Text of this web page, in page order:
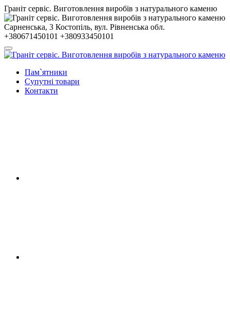
Гранiт сервiс. Виготовлення виробів з натурального каменю
Сарненська, 3 Костопiль, вул. Рiвненська обл.
+380671450101 +380933450101
Пам`ятники
Супутні товари
Контакти